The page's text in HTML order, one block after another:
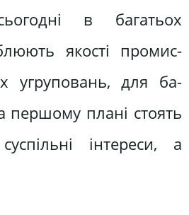
в багатьох
якості промис­
угруповань, для ба­
першому плані стоять
інтереси, а